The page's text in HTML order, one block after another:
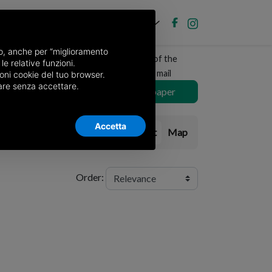
Receive a copy of the
newspaper by mail
Choose newspaper
List Map
Order:
anche per “miglioramento
relative funzioni.
cookie del tuo browser.
senza accettare.
Accetta